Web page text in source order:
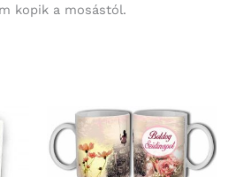
kopik a mosástól.